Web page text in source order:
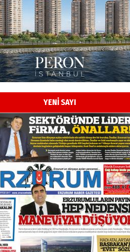
YENİ SAYI
Esat BİNDESEN
Başkan Sekmen’den Erzurum’a
bir vizyon proje daha!
02 Ağustos 2026 Pazar
Kadir SABUNCUOĞLU
Erzurumspor’un köşe taşları
29 Haziran 2026 Pazartesi
Kenan GÜLERCİ
Murat Şahsuvaroğlu ERKON’da
çıtayı yukarı taşırken,
yönetimdekiler aşağı
çekmemeli!
17 Şubat 2026 SalıOrhan BOZKURT
Bir fotoğraf, bir şehir, bir
gazeteci… Dizginler kimin
elinde?
31 Mart 2026 Salı
A. Berhan Yılmaz
BİR BÖLÜM DEĞİL, BİR ÖMÜR
SEÇİYORSUNUZ… “NEDEN
ATATÜRK ÜNİVERSİTESİ?”
28 Temmuz 2026 Salı